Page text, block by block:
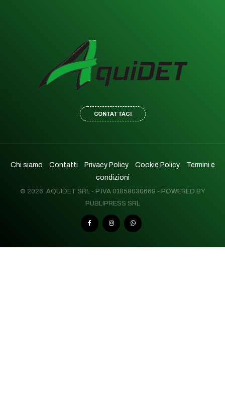
CONTATTACI
Chi siamo Contatti Privacy Policy Cookie Policy
Termini e
condizioni
© 2026. AQUIDET SRL - P.IVA 01858030669 - POWERED BY
PUBLIPRESS SRL